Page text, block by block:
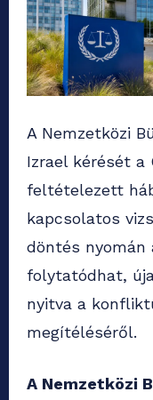
A Nemzetközi
Izrael kérését a
feltételezett
kapcsolatos
döntés nyomán
folytatódhat,
nyitva a
megítéléséről.
A Nemzetközi